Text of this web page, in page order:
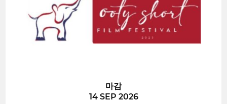
마감
14 SEP 2026